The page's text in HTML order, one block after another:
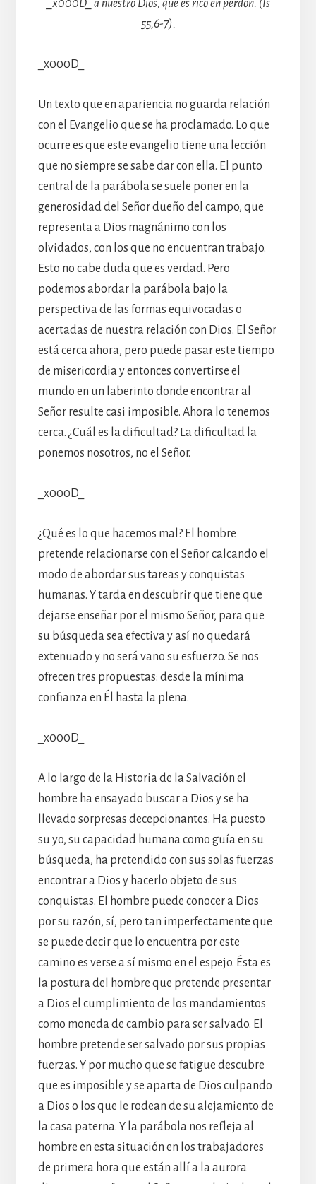
_x000D_ a nuestro Dios, que es rico en perdón. (Is
55,6-7).
_x000D_
Un texto que en apariencia no guarda relación
con el Evangelio que se ha proclamado. Lo que
ocurre es que este evangelio tiene una lección
que no siempre se sabe dar con ella. El punto
central de la parábola se suele poner en la
generosidad del Señor dueño del campo, que
representa a Dios magnánimo con los
olvidados, con los que no encuentran trabajo.
Esto no cabe duda que es verdad. Pero
podemos abordar la parábola bajo la
perspectiva de las formas equivocadas o
acertadas de nuestra relación con Dios. El Señor
está cerca ahora, pero puede pasar este tiempo
de misericordia y entonces convertirse el
mundo en un laberinto donde encontrar al
Señor resulte casi imposible. Ahora lo tenemos
cerca. ¿Cuál es la dificultad? La dificultad la
ponemos nosotros, no el Señor.
_x000D_
¿Qué es lo que hacemos mal? El hombre
pretende relacionarse con el Señor calcando el
modo de abordar sus tareas y conquistas
humanas. Y tarda en descubrir que tiene que
dejarse enseñar por el mismo Señor, para que
su búsqueda sea efectiva y así no quedará
extenuado y no será vano su esfuerzo. Se nos
ofrecen tres propuestas: desde la mínima
confianza en Él hasta la plena.
_x000D_
A lo largo de la Historia de la Salvación el
hombre ha ensayado buscar a Dios y se ha
llevado sorpresas decepcionantes. Ha puesto
su yo, su capacidad humana como guía en su
búsqueda, ha pretendido con sus solas fuerzas
encontrar a Dios y hacerlo objeto de sus
conquistas. El hombre puede conocer a Dios
por su razón, sí, pero tan imperfectamente que
se puede decir que lo encuentra por este
camino es verse a sí mismo en el espejo. Ésta es
la postura del hombre que pretende presentar
a Dios el cumplimiento de los mandamientos
como moneda de cambio para ser salvado. El
hombre pretende ser salvado por sus propias
fuerzas. Y por mucho que se fatigue descubre
que es imposible y se aparta de Dios culpando
a Dios o los que le rodean de su alejamiento de
la casa paterna. Y la parábola nos refleja al
hombre en esta situación en los trabajadores
de primera hora que están allí a la aurora